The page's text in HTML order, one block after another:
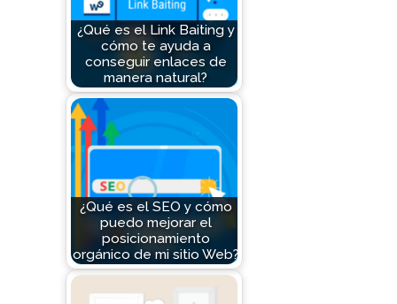
¿Qué es el Link Baiting y
cómo te ayuda a
conseguir enlaces de
manera natural?
¿Qué es el SEO y cómo
puedo mejorar el
posicionamiento
orgánico de mi sitio Web?